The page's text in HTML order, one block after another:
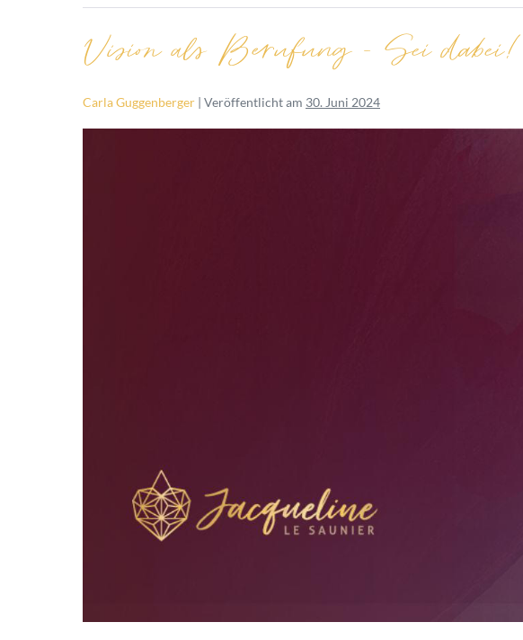
Vision als Berufung – Sei dabei!
Carla Guggenberger | Veröffentlicht am 30. Juni 2024